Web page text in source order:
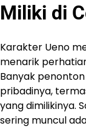
Miliki di
Karakter Ueno
menarik
Banyak
pribadinya,
yang dimilikinya.
sering muncul